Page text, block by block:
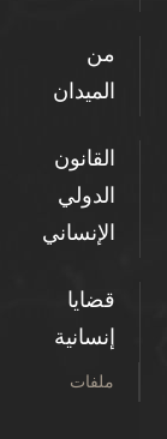
من
الميدان
القانون
الدولي
الإنساني
قضايا
إنسانية
ملفات